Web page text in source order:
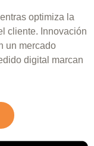
optimiza la
cliente. Innovación
un mercado
digital marcan